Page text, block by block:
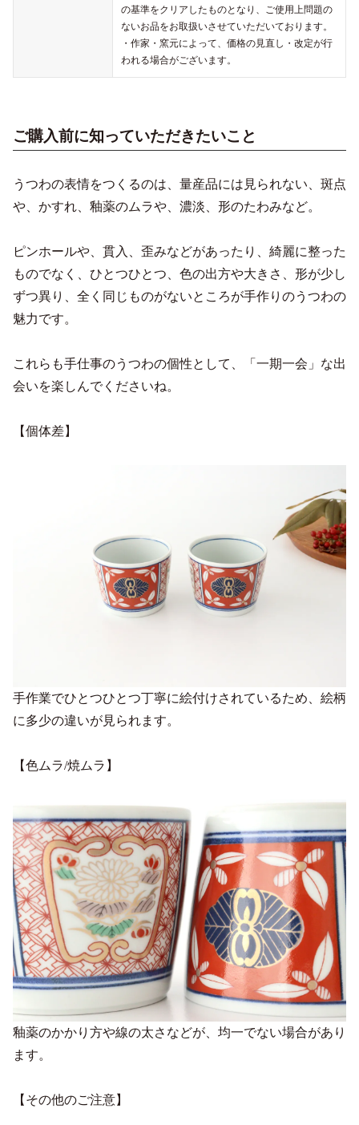
の基準をクリアしたものとなり、ご使用上問題の
ないお品をお取扱いさせていただいております。
・作家・窯元によって、価格の見直し・改定が行
われる場合がございます。
ご購入前に知っていただきたいこと
うつわの表情をつくるのは、量産品には見られない、斑点
や、かすれ、釉薬のムラや、濃淡、形のたわみなど。
ピンホールや、貫入、歪みなどがあったり、綺麗に整った
ものでなく、ひとつひとつ、色の出方や大きさ、形が少し
ずつ異り、全く同じものがないところが手作りのうつわの
魅力です。
これらも手仕事のうつわの個性として、「一期一会」な出
会いを楽しんでくださいね。
【個体差】
手作業でひとつひとつ丁寧に絵付けされているため、絵柄
に多少の違いが見られます。
【色ムラ/焼ムラ】
釉薬のかかり方や線の太さなどが、均一でない場合があり
ます。
【その他のご注意】